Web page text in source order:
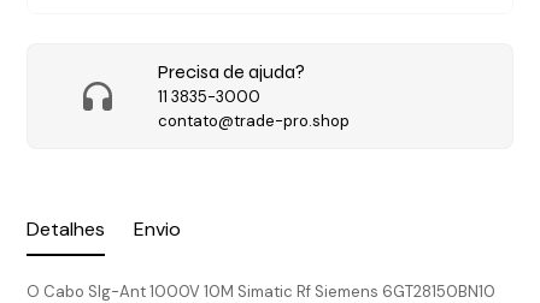
Detalhes Envio
O Cabo Slg-Ant 1000V 10M Simatic Rf Siemens 6GT28150BN10
Precisa de ajuda?
11 3835-3000
contato@trade-pro.shop